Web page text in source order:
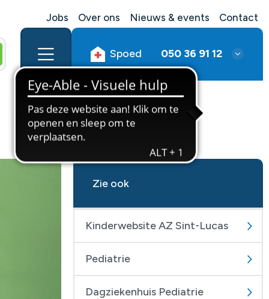
Jobs Over ons Nieuws & events Contact
Spoed 050 36 91 12
Zie ook
Kinderwebsite AZ Sint-Lucas
Pediatrie
Dagziekenhuis Pediatrie